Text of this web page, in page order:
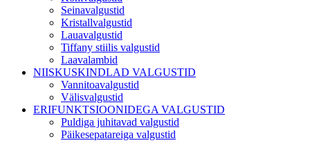
Seinavalgustid
Kristallvalgustid
Lauavalgustid
Tiffany stiilis valgustid
Laavalambid
NIISKUSKINDLAD VALGUSTID
Vannitoavalgustid
Välisvalgustid
ERIFUNKTSIOONIDEGA VALGUSTID
Puldiga juhitavad valgustid
Päikesepatareiga valgustid